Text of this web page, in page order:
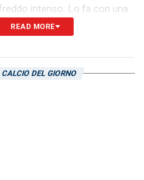
intenso. Lo fa con una
legate agli stadi e ai canali di
invitando tutti a dare il
In particolare la
READ MORE
CALCIO DEL GIORNO